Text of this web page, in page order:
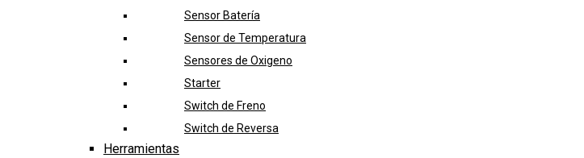
Sensor Batería
Sensor de Temperatura
Sensores de Oxigeno
Starter
Switch de Freno
Switch de Reversa
Herramientas